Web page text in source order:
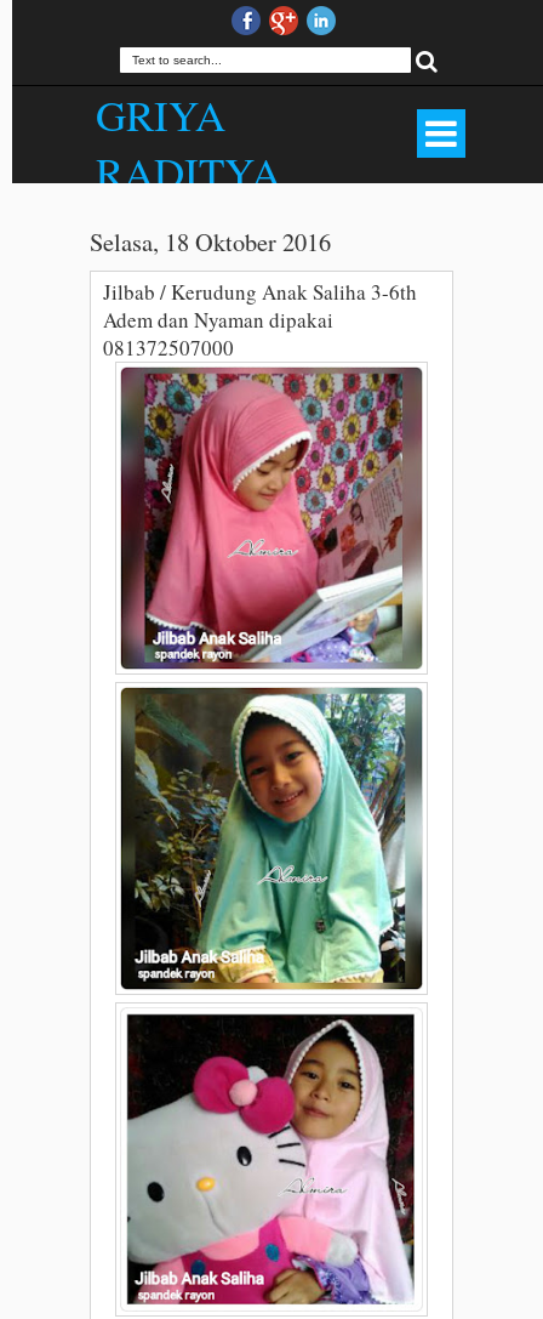
GRIYA
RADITYA
Kerudung, Mukena, Dll. Kualitas Butik
Harga Menarik. . WA 081372507000.
Selasa, 18 Oktober 2016
Jilbab / Kerudung Anak Saliha 3-6th
Adem dan Nyaman dipakai
081372507000